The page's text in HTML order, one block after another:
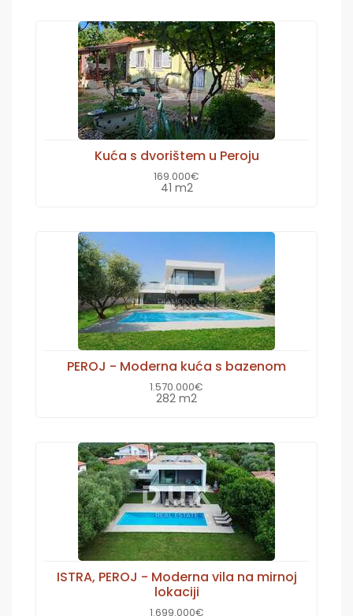
Kuća s dvorištem u Peroju
169.000€
41 m2
PEROJ - Moderna kuća s bazenom
1.570.000€
282 m2
ISTRA, PEROJ - Moderna vila na mirnoj
lokaciji
1.699.000€